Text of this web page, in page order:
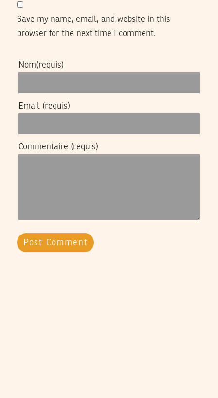
Save my name, email, and website in this
browser for the next time I comment.
Nom(requis)
Email (requis)
Commentaire (requis)